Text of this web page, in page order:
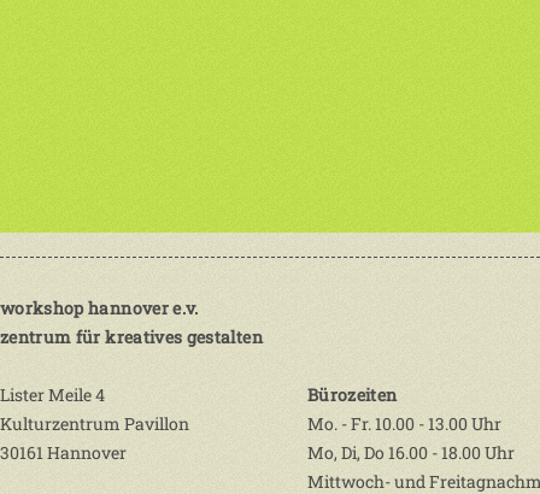
workshop hannover e.v.
zentrum für kreatives gestalten
Lister Meile 4
Kulturzentrum Pavillon
30161 Hannover
Bürozeiten
Mo. - Fr. 10.00 - 13.00 Uhr
Mo, Di, Do 16.00 - 18.00 Uhr
Mittwoch- und